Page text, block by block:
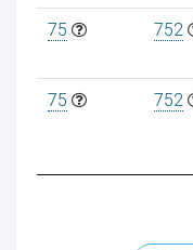
75 752
75 752